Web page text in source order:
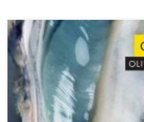
Aclamada por la crítica y considerado como
100 libros de 2018 según The New York
Laing, llega a España de la mano de la
esta novela nos encontramos con Kathy,
autoficcionada de la propia escritora y de la